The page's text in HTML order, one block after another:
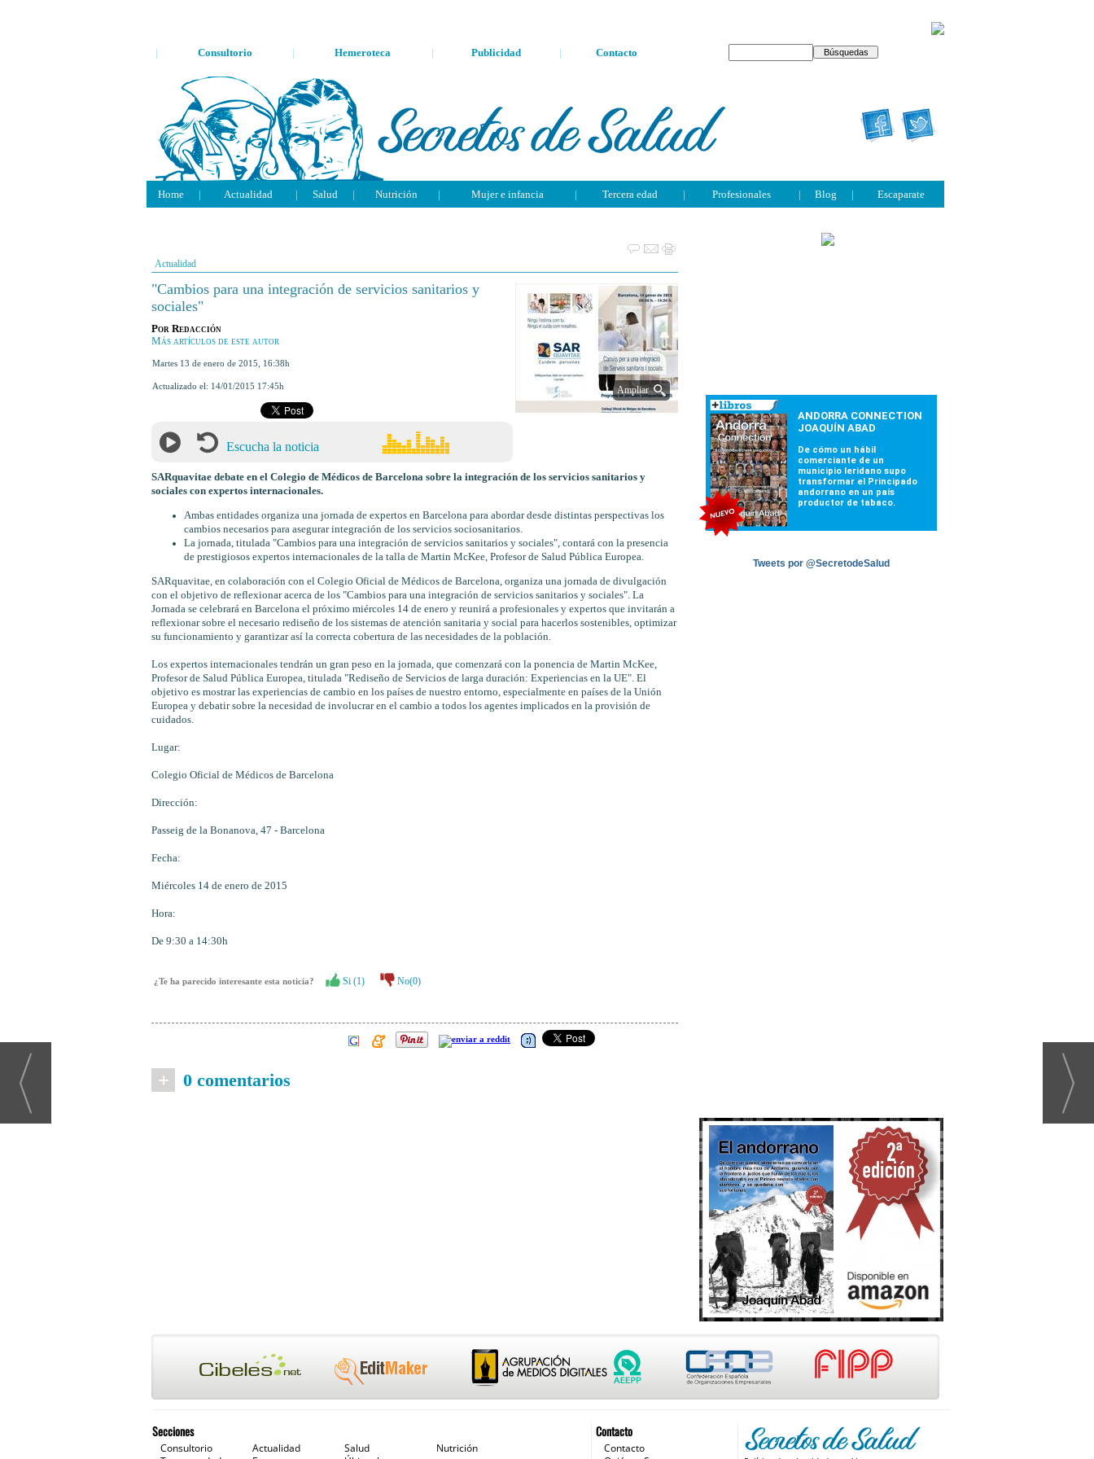
| Consultorio | Hemeroteca | Publicidad | Contacto
Home | Actualidad | Salud | Nutrición | Mujer e infancia | Tercera edad | Profesionales | Blog | Escaparate
Actualidad
Ampliar
"Cambios para una integración de servicios sanitarios y
sociales"
Por Redacción
Más artículos de este autor
martes 13 de enero de 2015 16:38h
Actualizado el: 14/01/2015 17:45h
Escucha la noticia
SARquavitae debate en el Colegio de Médicos de Barcelona sobre la integración de los servicios sanitarios y
sociales con expertos internacionales.
Ambas entidades organiza una jornada de expertos en Barcelona para abordar desde distintas perspectivas los
cambios necesarios para asegurar integración de los servicios sociosanitarios.
La jornada, titulada "Cambios para una integración de servicios sanitarios y sociales", contará con la presencia
de prestigiosos expertos internacionales de la talla de Martin McKee, Profesor de Salud Pública Europea.
SARquavitae, en colaboración con el Colegio Oficial de Médicos de Barcelona, organiza una jornada de divulgación
con el objetivo de reflexionar acerca de los "Cambios para una integración de servicios sanitarios y sociales". La
Jornada se celebrará en Barcelona el próximo miércoles 14 de enero y reunirá a profesionales y expertos que invitarán a
reflexionar sobre el necesario rediseño de los sistemas de atención sanitaria y social para hacerlos sostenibles, optimizar
su funcionamiento y garantizar así la correcta cobertura de las necesidades de la población.
Los expertos internacionales tendrán un gran peso en la jornada, que comenzará con la ponencia de Martin McKee,
Profesor de Salud Pública Europea, titulada "Rediseño de Servicios de larga duración: Experiencias en la UE". El
objetivo es mostrar las experiencias de cambio en los países de nuestro entorno, especialmente en países de la Unión
Europea y debatir sobre la necesidad de involucrar en el cambio a todos los agentes implicados en la provisión de
cuidados.
Lugar:
Colegio Oficial de Médicos de Barcelona
Dirección:
Passeig de la Bonanova, 47 - Barcelona
Fecha:
Miércoles 14 de enero de 2015
Hora:
De 9:30 a 14:30h
¿Te ha parecido interesante esta noticia? Si (1) No(0)
+ 0 comentarios
Tweets por @SecretodeSalud
Contacto
Contacto
Secciones
Consultorio Actualidad Salud
Nutrición